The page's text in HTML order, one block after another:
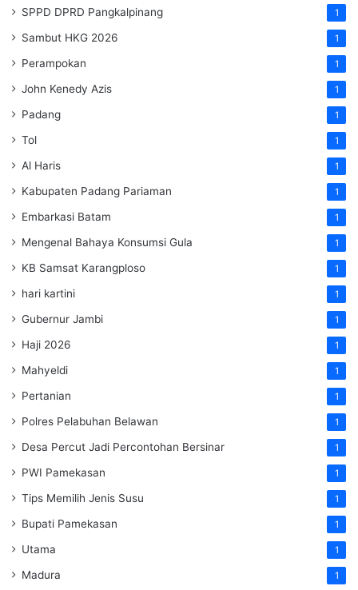
SPPD DPRD Pangkalpinang 1
Sambut HKG 2026 1
Perampokan 1
John Kenedy Azis 1
Padang 1
Tol 1
Al Haris 1
Kabupaten Padang Pariaman 1
Embarkasi Batam 1
Mengenal Bahaya Konsumsi Gula 1
KB Samsat Karangploso 1
hari kartini 1
Gubernur Jambi 1
Haji 2026 1
Mahyeldi 1
Pertanian 1
Polres Pelabuhan Belawan 1
Desa Percut Jadi Percontohan Bersinar 1
PWI Pamekasan 1
Tips Memilih Jenis Susu 1
Bupati Pamekasan 1
Utama 1
Madura 1